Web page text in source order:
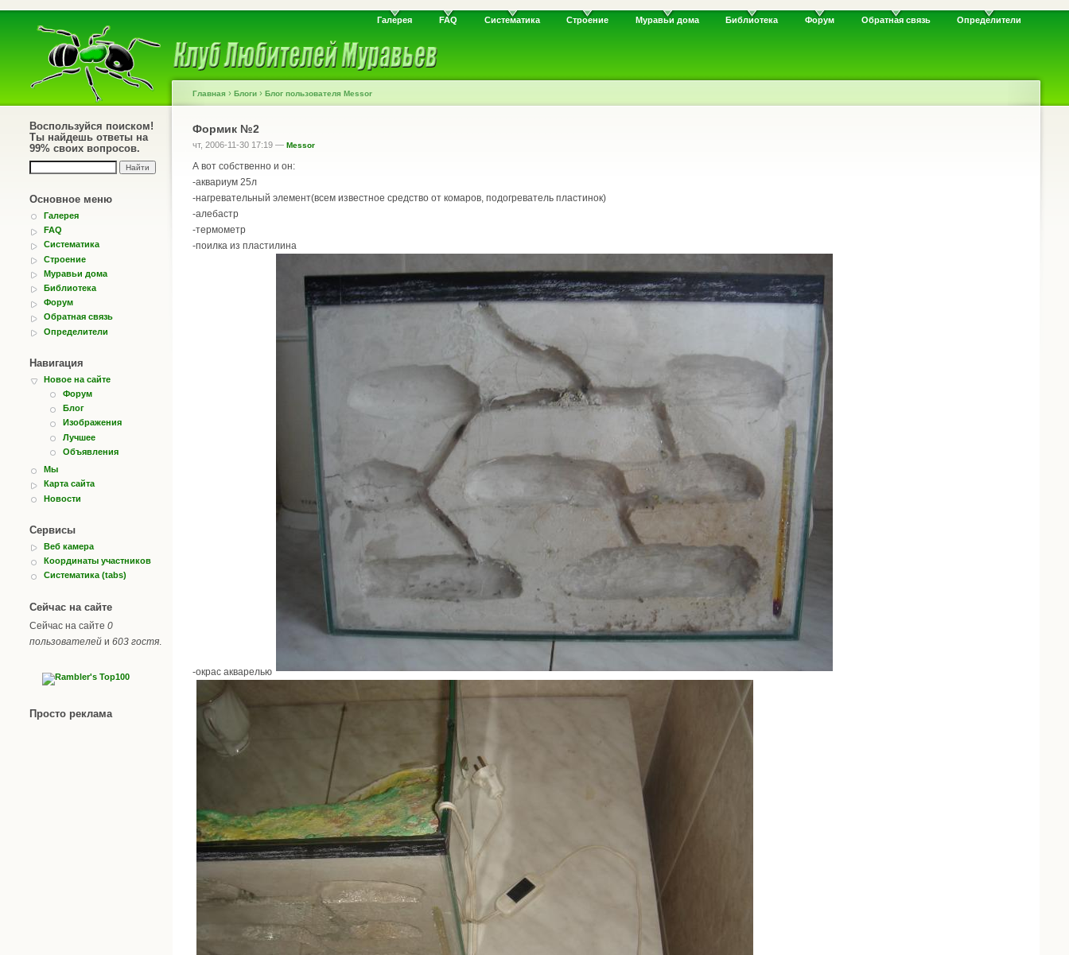
Галерея FAQ Систематика Строение Муравьи дома Библиотека Форум Обратная связь Определители
Воспользуйся поиском!
Ты найдешь ответы на
99% своих вопросов.
Основное меню
Галерея
FAQ
Систематика
Строение
Муравьи дома
Библиотека
Форум
Обратная связь
Определители
Навигация
Новое на сайте
Форум
Блог
Изображения
Лучшее
Объявления
Мы
Карта сайта
Новости
Сервисы
Веб камера
Координаты участников
Систематика (tabs)
Сейчас на сайте
Сейчас на сайте 0
пользователей и 603 гостя
Просто реклама
Главная › Блоги › Блог пользователя Messor
Формик №2
чт, 2006-11-30 17:19 — Messor
А вот собственно и он:
-аквариум 25л
-нагревательный элемент(всем известное средство от комаров, подогреватель пластинок)
-алебастр
-термометр
-поилка из пластилина
-окрас акварелью